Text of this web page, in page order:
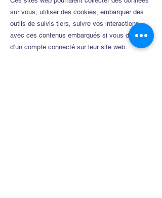
sur vous, utiliser des cookies, embarquer des
outils de suivis tiers, suivre vos interactions
avec ces contenus embarqués si vous disposez
d’un compte connecté sur leur site web.